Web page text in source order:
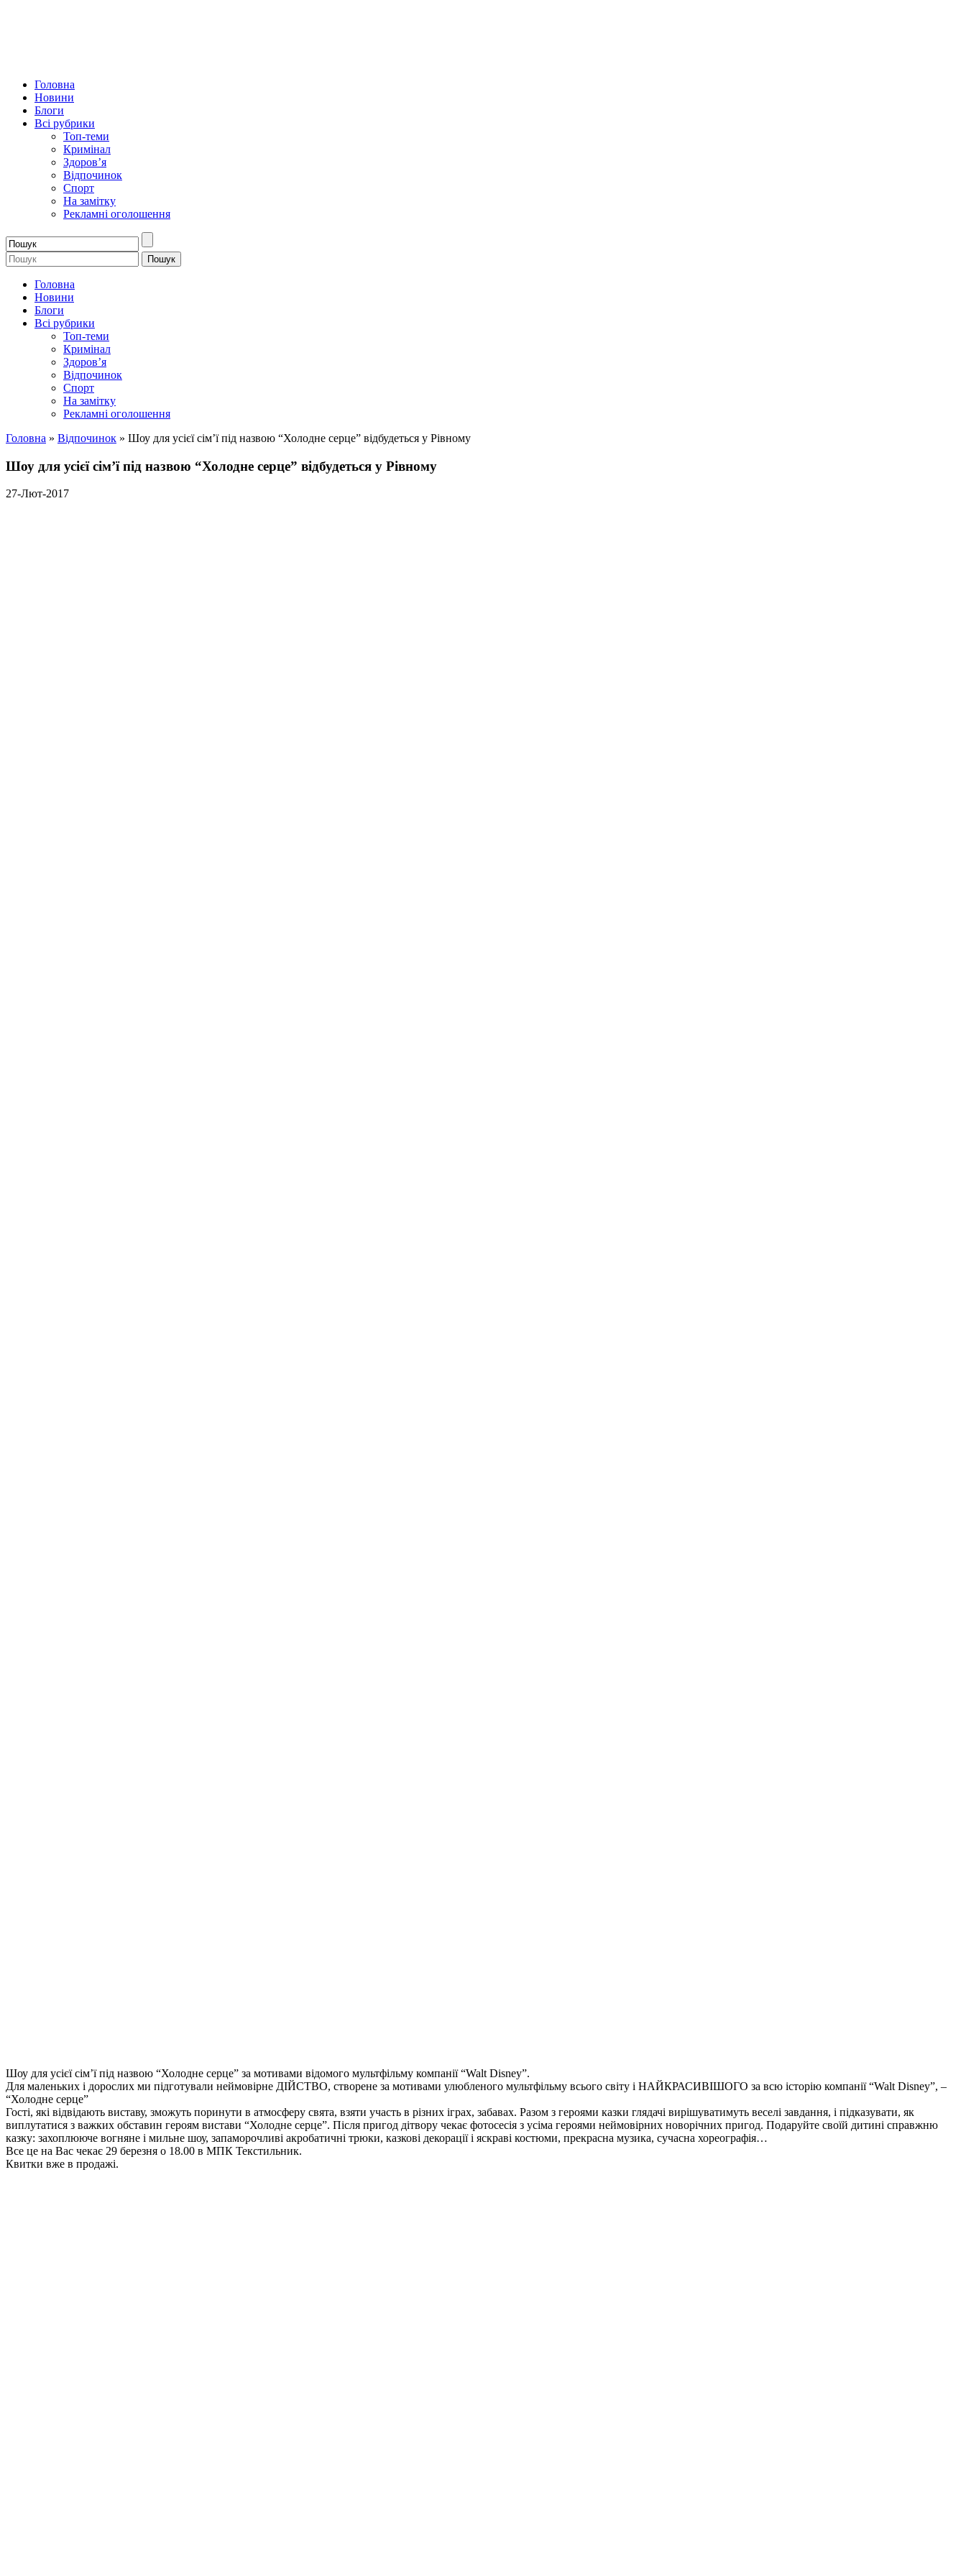
Головна
Новини
Блоги
Всі рубрики
Топ-теми
Кримінал
Здоров’я
Відпочинок
Спорт
На замітку
Рекламні оголошення
Головна
Новини
Блоги
Всі рубрики
Топ-теми
Кримінал
Здоров’я
Відпочинок
Спорт
На замітку
Рекламні оголошення
Головна » Відпочинок » Шоу для усієї сім’ї під назвою “Холодне серце” відбудеться у Рівному
Шоу для усієї сім’ї під назвою “Холодне серце” відбудеться у Рівному
27-Лют-2017
Шоу для усієї сім’ї під назвою “Холодне серце” за мотивами відомого мультфільму компанії “Walt Disney”.
Для маленьких і дорослих ми підготували неймовірне ДІЙСТВО, створене за мотивами улюбленого мультфільму всього світу і НАЙКРАСИВІШОГО за всю історію компанії “Walt Disney”, –
“Холодне серце”
Гості, які відвідають виставу, зможуть поринути в атмосферу свята, взяти участь в різних іграх, забавах. Разом з героями казки глядачі вирішуватимуть веселі завдання, і підказувати, як
виплутатися з важких обставин героям вистави “Холодне серце”. Після пригод дітвору чекає фотосесія з усіма героями неймовірних новорічних пригод. Подаруйте своїй дитині справжню
казку: захоплююче вогняне і мильне шоу, запаморочливі акробатичні трюки, казкові декорації і яскраві костюми, прекрасна музика, сучасна хореографія…
Все це на Вас чекає 29 березня о 18.00 в МПК Текстильник.
Квитки вже в продажі.